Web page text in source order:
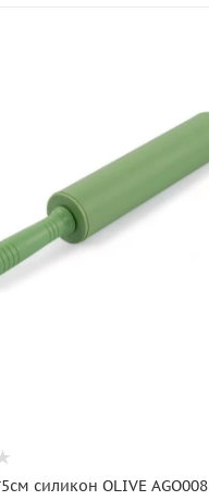
силикон OLIVE AGO008